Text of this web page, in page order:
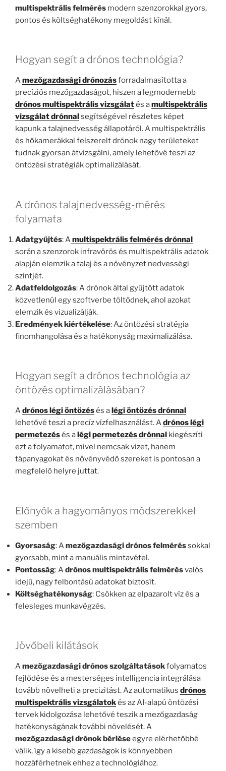
multispektrális felmérés modern szenzorokkal gyors,
pontos és költséghatékony megoldást kínál.
Hogyan segít a drónos technológia?
Amezőgazdasági drónozásforradalmasította a
precíziós mezőgazdaságot, hiszen a legmodernebb
drónos multispektrális vizsgálatés amultispektrális
vizsgálat drónnal segítségével részletes képet
kapunk a talajnedvesség állapotáról. A multispektrális
és hőkamerákkal felszerelt drónok nagy területeket
tudnak gyorsan átvizsgálni, amely lehetővé teszi az
öntözési stratégiák optimalizálását.
A drónos talajnedvesség-mérés
folyamata
Adatgyűjtés: Amultispektrális felmérés drónnal
során a szenzorok infravörös és multispektrális adatok
alapján elemzik a talaj és a növényzet nedvességi
szintjét.
Adatfeldolgozás: A drónok által gyűjtött adatok
közvetlenül egy szoftverbe töltődnek, ahol azokat
elemzik és vizualizálják.
Eredmények kiértékelése: Az öntözési stratégia
finomhangolása és a hatékonyság maximalizálása.
Hogyan segít a drónos technológia az
öntözés optimalizálásában?
Adrónos légi öntözésés a légi öntözés drónnal
lehetővé teszi a precíz vízfelhasználást. Adrónos légi
permetezésés a légi permetezés drónnal kiegészíti
ezt a folyamatot, mivel nemcsak vizet, hanem
tápanyagokat és növényvédő szereket is pontosan a
megfelelő helyre juttat.
Előnyök a hagyományos módszerekkel
szemben
Gyorsaság: Amezőgazdasági drónos felméréssokkal
gyorsabb, mint a manuális mintavétel.
Pontosság: Adrónos multispektrális felmérésvalós
idejű, nagy felbontású adatokat biztosít.
Költséghatékonyság: Csökken az elpazarolt víz és a
felesleges munkavégzés.
Jövőbeli kilátások
Amezőgazdasági drónos szolgáltatásokfolyamatos
fejlődése és a mesterséges intelligencia integrálása
tovább növelheti a precizitást. Az automatikus drónos
multispektrális vizsgálatokés az AI-alapú öntözési
tervek kidolgozása lehetővé teszik a mezőgazdaság
hatékonyságának további növelését. A
mezőgazdasági drónok bérléseegyre elérhetőbbé
válik, így a kisebb gazdaságok is könnyebben
hozzáférhetnek ehhez a technológiához.